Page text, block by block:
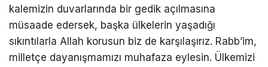
kalemizin duvarlarında bir gedik açılmasına
müsaade edersek, başka ülkelerin yaşadığı
sıkıntılarla Allah korusun biz de karşılaşırız. Rabb’im,
milletçe dayanışmamızı muhafaza eylesin. Ülkemizi